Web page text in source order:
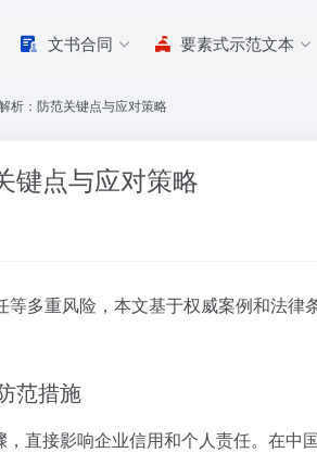
文书合同 要素式示范文本
析：防范关键点与应对策略
键点与应对策略
多重风险，本文基于权威案例和法
范措施
直接影响企业信用和个人责任。在